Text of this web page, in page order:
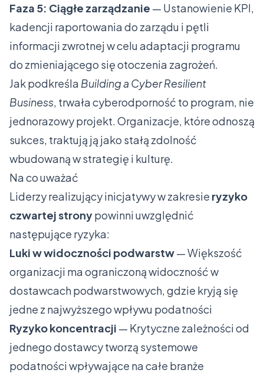
Faza 5: Ciągłe zarządzanie — Ustanowienie KPI,
kadencji raportowania do zarządu i pętli
informacji zwrotnej w celu adaptacji programu
do zmieniającego się otoczenia zagrożeń.
Jak podkreśla Building a Cyber Resilient
Business, trwała cyberodporność to program, nie
jednorazowy projekt. Organizacje, które odnoszą
sukces, traktują ją jako stałą zdolność
wbudowaną w strategię i kulturę.
Na co uważać
Liderzy realizujący inicjatywy w zakresie ryzyko
czwartej stronypowinni uwzględnić
następujące ryzyka:
Luki w widoczności podwarstw— Większość
organizacji ma ograniczoną widoczność w
dostawcach podwarstwowych, gdzie kryją się
jedne z najwyższego wpływu podatności
Ryzyko koncentracji — Krytyczne zależności od
jednego dostawcy tworzą systemowe
podatności wpływające na całe branże